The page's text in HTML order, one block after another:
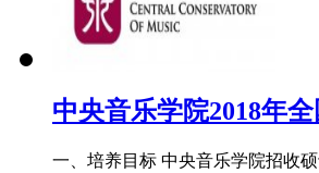
中央音乐学院2018年
一、培养目标 中央音乐学院招收